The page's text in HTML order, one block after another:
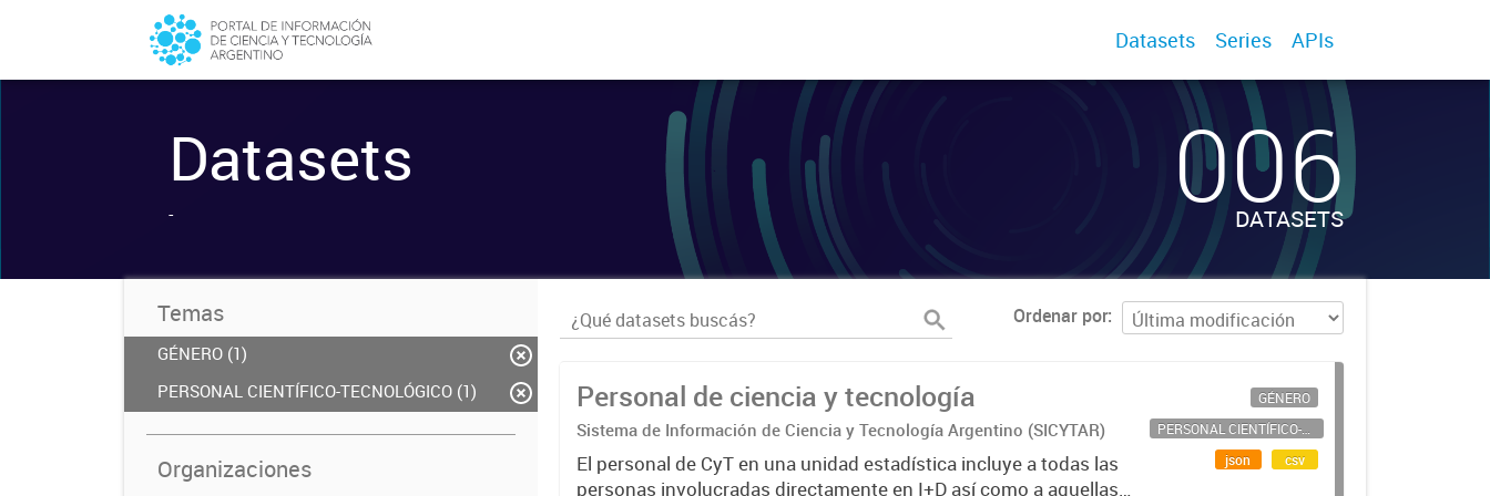
Datasets Series APIs
Datasets
- 006
DATASETS
Temas
GÉNERO (1)
PERSONAL CIENTÍFICO-TECNOLÓGICO (1)
Organizaciones
Ordenar por
Personal de ciencia y tecnología
Sistema de Información de Ciencia y Tecnología Argentino (SICYTAR)
El personal de CyT en una unidad estadística incluye a todas las
personas involucradas directamente en I+D así como a aquellas
GÉNERO
PERSONAL CIENTÍFICO-TECNOLÓGICO
json
csv